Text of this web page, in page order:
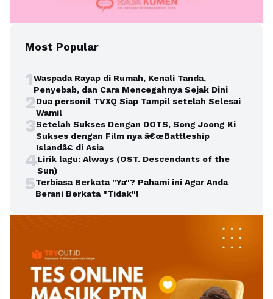
Most Popular
1Waspada Rayap di Rumah, Kenali Tanda,
Penyebab, dan Cara Mencegahnya Sejak Dini
2Dua personil TVXQ Siap Tampil setelah Selesai
Wamil
3Setelah Sukses Dengan DOTS, Song Joong Ki
Sukses dengan Film nya â€œBattleship
Islandâ€ di Asia
4Lirik lagu: Always (OST. Descendants of the
Sun)
5Terbiasa Berkata "Ya"? Pahami ini Agar Anda
Berani Berkata "Tidak"!